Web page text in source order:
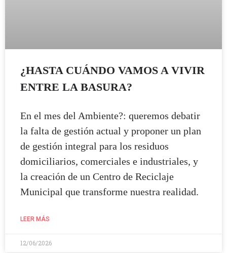
¿HASTA CUÁNDO VAMOS A VIVIR
ENTRE LA BASURA?
En el mes del Ambiente?: queremos debatir
la falta de gestión actual y proponer un plan
de gestión integral para los residuos
domiciliarios, comerciales e industriales, y
la creación de un Centro de Reciclaje
Municipal que transforme nuestra realidad.
LEER MÁS
12/06/2026